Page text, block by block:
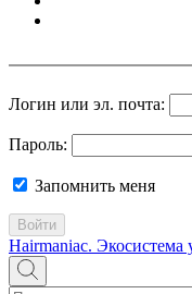
Логин или эл. почта:
Пароль:
Запомнить меня
Войти
Hairmaniac. Экосистема